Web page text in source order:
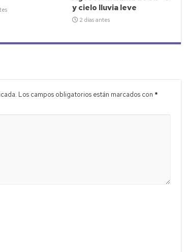
y cielo lluvia leve
2 días antes
Los campos obligatorios están marcados con *